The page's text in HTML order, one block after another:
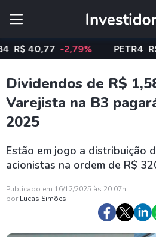
40,77 -2,79% PETR4 R$
Dividendos de R$
Varejista na B3
2025
Estão em jogo a distribuição
acionistas na ordem de R$
Publicado em 16/12/2025 às 20:07h
por Lucas Simões